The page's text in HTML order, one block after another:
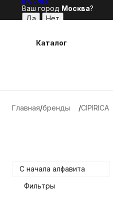
Ваш город Москва?
Каталог
Главная бренды CIPIRICA
C начала алфавита
Фильтры